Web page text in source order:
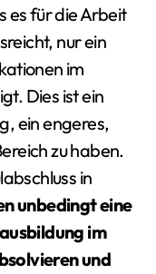
es für die Arbeit
nur ein
im
Dies ist ein
ein engeres,
zu haben.
in
unbedingt eine
im
und